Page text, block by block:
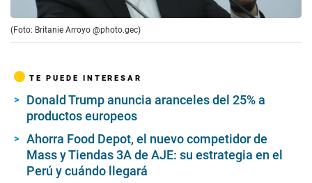
(Foto: Britanie Arroyo @photo.gec)
TE PUEDE INTERESAR
Donald Trump anuncia aranceles del 25% a
productos europeos
Ahorra Food Depot, el nuevo competidor de
Mass y Tiendas 3A de AJE: su estrategia en el
Perú y cuándo llegará